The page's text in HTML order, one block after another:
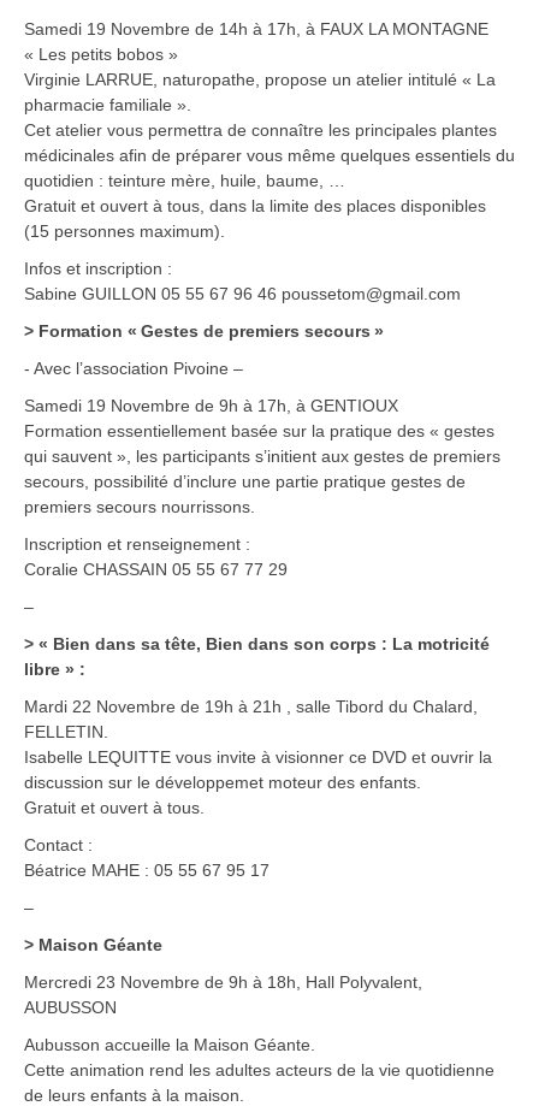
Samedi 19 Novembre de 14h à 17h, à FAUX LA MONTAGNE
« Les petits bobos »
Virginie LARRUE, naturopathe, propose un atelier intitulé « La
pharmacie familiale ».
Cet atelier vous permettra de connaître les principales plantes
médicinales afin de préparer vous même quelques essentiels du
quotidien : teinture mère, huile, baume, …
Gratuit et ouvert à tous, dans la limite des places disponibles
(15 personnes maximum).
Infos et inscription :
Sabine GUILLON 05 55 67 96 46 poussetom@gmail.com
> Formation « Gestes de premiers secours »
- Avec l’association Pivoine –
Samedi 19 Novembre de 9h à 17h, à GENTIOUX
Formation essentiellement basée sur la pratique des « gestes
qui sauvent », les participants s’initient aux gestes de premiers
secours, possibilité d’inclure une partie pratique gestes de
premiers secours nourrissons.
Inscription et renseignement :
Coralie CHASSAIN 05 55 67 77 29
–
> « Bien dans sa tête, Bien dans son corps : La motricité
libre » :
Mardi 22 Novembre de 19h à 21h , salle Tibord du Chalard,
FELLETIN.
Isabelle LEQUITTE vous invite à visionner ce DVD et ouvrir la
discussion sur le développemet moteur des enfants.
Gratuit et ouvert à tous.
Contact :
Béatrice MAHE : 05 55 67 95 17
–
> Maison Géante
Mercredi 23 Novembre de 9h à 18h, Hall Polyvalent,
AUBUSSON
Aubusson accueille la Maison Géante.
Cette animation rend les adultes acteurs de la vie quotidienne
de leurs enfants à la maison.